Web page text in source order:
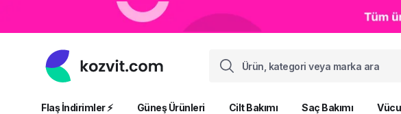
Flaş İndirimler ⚡️ Güneş Ürünleri Cilt Bakımı Saç Bakımı